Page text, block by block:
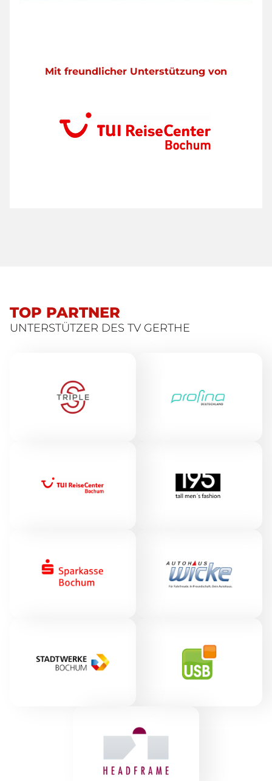
Mit freundlicher Unterstützung von
TOP PARTNER
UNTERSTÜTZER DES TV GERTHE